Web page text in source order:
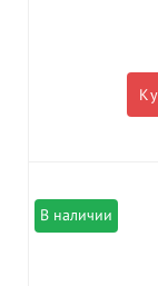
В наличии